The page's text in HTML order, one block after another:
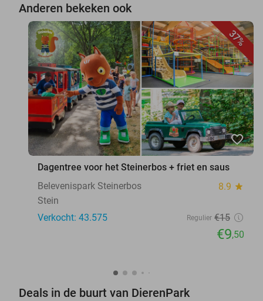
Anderen bekeken ook
37%
favorite_border
Dagentree voor het Steinerbos + friet en saus
Belevenispark Steinerbos
8.9 star
Stein
Verkocht: 43.575
Regulier €15
€9,50
Deals in de buurt van DierenPark